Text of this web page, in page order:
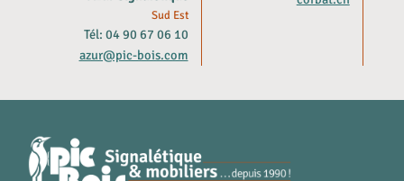
Sud Est
Tél: 04 90 67 06 10
azur@pic-bois.com